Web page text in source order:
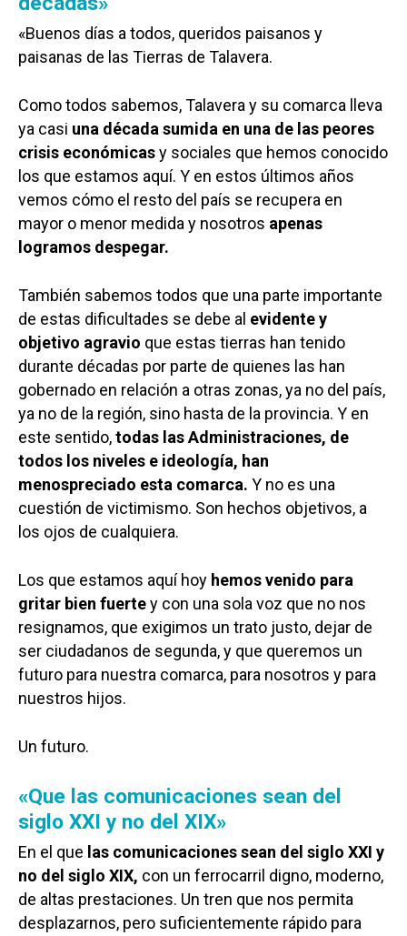
«Buenos días a todos, queridos paisanos y
paisanas de las Tierras de Talavera.
Como todos sabemos, Talavera y su comarca lleva
ya casi una década sumida en una de las peores
crisis económicasy sociales que hemos conocido
los que estamos aquí. Y en estos últimos años
vemos cómo el resto del país se recupera en
mayor o menor medida y nosotros apenas
logramos despegar.
También sabemos todos que una parte importante
de estas dificultades se debe al evidente y
objetivo agravio que estas tierras han tenido
durante décadas por parte de quienes las han
gobernado en relación a otras zonas, ya no del país,
ya no de la región, sino hasta de la provincia. Y en
este sentido,todas las Administraciones, de
todos los niveles e ideología, han
menospreciado esta comarca. Y no es una
cuestión de victimismo. Son hechos objetivos, a
los ojos de cualquiera.
Los que estamos aquí hoy hemos venido para
gritar bien fuertey con una sola voz que no nos
resignamos, que exigimos un trato justo, dejar de
ser ciudadanos de segunda, y que queremos un
futuro para nuestra comarca, para nosotros y para
nuestros hijos.
Un futuro.
«Que las comunicaciones sean del
siglo XXI y no del XIX»
En el que las comunicaciones sean del siglo XXI y
no del siglo XIX, con un ferrocarril digno, moderno,
de altas prestaciones. Un tren que nos permita
desplazarnos, pero suficientemente rápido para